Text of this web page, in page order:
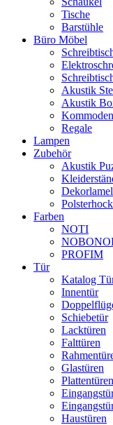
Tische
Barstühle
Büro Möbel
Akustik
Akustik
Kommoden
Regale
Lampen
Zubehör
Akustik
Farben
NOTI
PROFIM
Tür
Katalog
Innentür
Schiebetür
Lacktüren
Falttüren
Glastüren
Plattentüren
Haustüren